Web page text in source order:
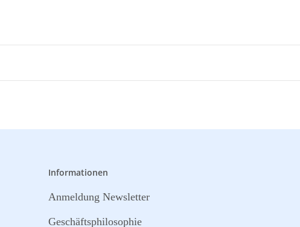
Informationen
Anmeldung Newsletter
Geschäftsphilosophie